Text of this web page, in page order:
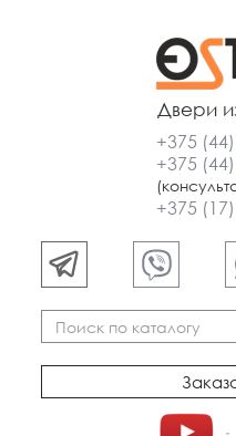
Двери
+375 (44)
+375 (44)
+375 (17)